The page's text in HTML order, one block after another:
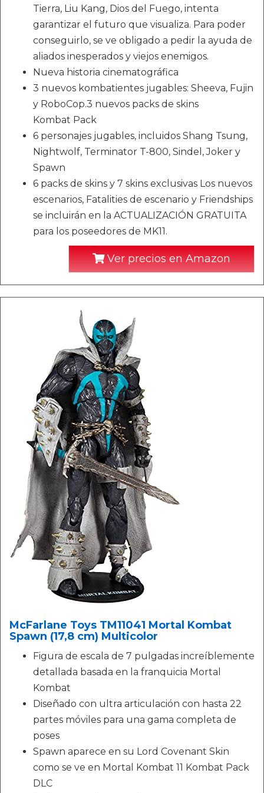
Tierra, Liu Kang, Dios del Fuego, intenta
garantizar el futuro que visualiza. Para poder
conseguirlo, se ve obligado a pedir la ayuda de
aliados inesperados y viejos enemigos.
Nueva historia cinematográfica
3 nuevos kombatientes jugables: Sheeva, Fujin
y RoboCop.3 nuevos packs de skins
Kombat Pack
6 personajes jugables, incluidos Shang Tsung,
Nightwolf, Terminator T-800, Sindel, Joker y
Spawn
6 packs de skins y 7 skins exclusivas Los nuevos
escenarios, Fatalities de escenario y Friendships
se incluirán en la ACTUALIZACIÓN GRATUITA
para los poseedores de MK11.
Ver precios en Amazon
McFarlane Toys TM11041 Mortal Kombat
Spawn (17,8 cm) Multicolor
Figura de escala de 7 pulgadas increíblemente
detallada basada en la franquicia Mortal
Kombat
Diseñado con ultra articulación con hasta 22
partes móviles para una gama completa de
poses
Spawn aparece en su Lord Covenant Skin
como se ve en Mortal Kombat 11 Kombat Pack
DLC